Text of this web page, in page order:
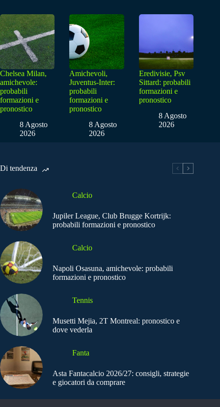
Chelsea Milan,
amichevole:
probabili
formazioni e
pronostico
8 Agosto
2026
Amichevoli,
Juventus-Inter:
probabili
formazioni e
pronostico
8 Agosto
2026
Eredivisie, Psv
Sittard: probabili
formazioni e
pronostico
8 Agosto
2026
Di tendenza
Calcio
Jupiler League, Club Brugge Kortrijk:
probabili formazioni e pronostico
Calcio
Napoli Osasuna, amichevole: probabili
formazioni e pronostico
Tennis
Musetti Mejia, 2T Montreal: pronostico e
dove vederla
Fanta
Asta Fantacalcio 2026/27: consigli, strategie
e giocatori da comprare